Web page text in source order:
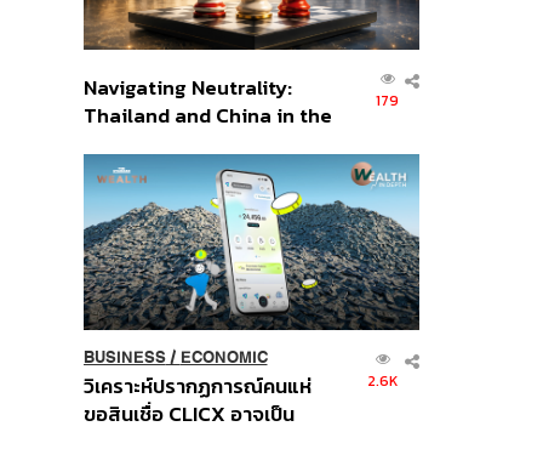
Navigating Neutrality:
Thailand and China in the
Order
179
BUSINESS/ ECONOMIC
วิเคราะห์ปรากฏการณ์คนแห่
ขอสินเชื่อ CLICX อาจเป็น
2.6K